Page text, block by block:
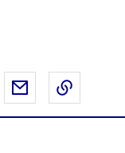
Imprimer Courriel